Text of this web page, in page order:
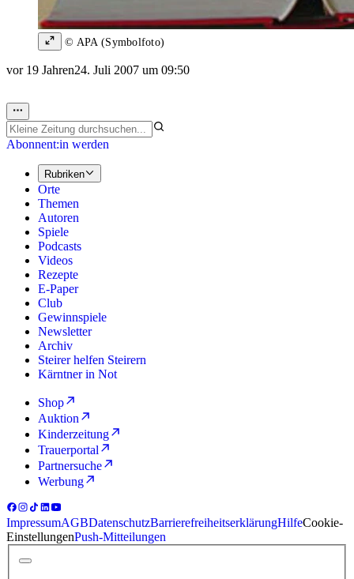
© APA (Symbolfoto)
vor 19 Jahren24. Juli 2007 um 09:50
Abonnent:in werden
Rubriken
Orte
Themen
Autoren
Spiele
Podcasts
Videos
Rezepte
E-Paper
Club
Gewinnspiele
Newsletter
Archiv
Steirer helfen Steirern
Kärntner in Not
Shop
Auktion
Kinderzeitung
Trauerportal
Partnersuche
Werbung
ImpressumAGBDatenschutzBarrierefreiheitserklärungHilfeCookie-
EinstellungenPush-Mitteilungen